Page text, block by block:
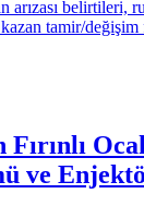
arızası belirtileri,
tamir/değişim
ve